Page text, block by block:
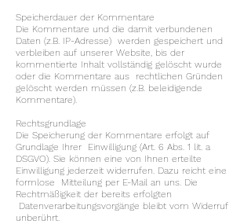
Speicherdauer der Kommentare
Die Kommentare und die damit verbundenen
Daten (z.B. IP-Adresse) werden gespeichert und
verbleiben auf unserer Website, bis der
kommentierte Inhalt vollständig gelöscht wurde
oder die Kommentare aus rechtlichen Gründen
gelöscht werden müssen (z.B. beleidigende
Kommentare).
Rechtsgrundlage
Die Speicherung der Kommentare erfolgt auf
Grundlage Ihrer Einwilligung (Art. 6 Abs. 1 lit. a
DSGVO). Sie können eine von Ihnen erteilte
Einwilligung jederzeit widerrufen. Dazu reicht eine
formlose Mitteilung per E-Mail an uns. Die
Rechtmäßigkeit der bereits erfolgten
Datenverarbeitungsvorgänge bleibt vom Widerruf
unberührt.